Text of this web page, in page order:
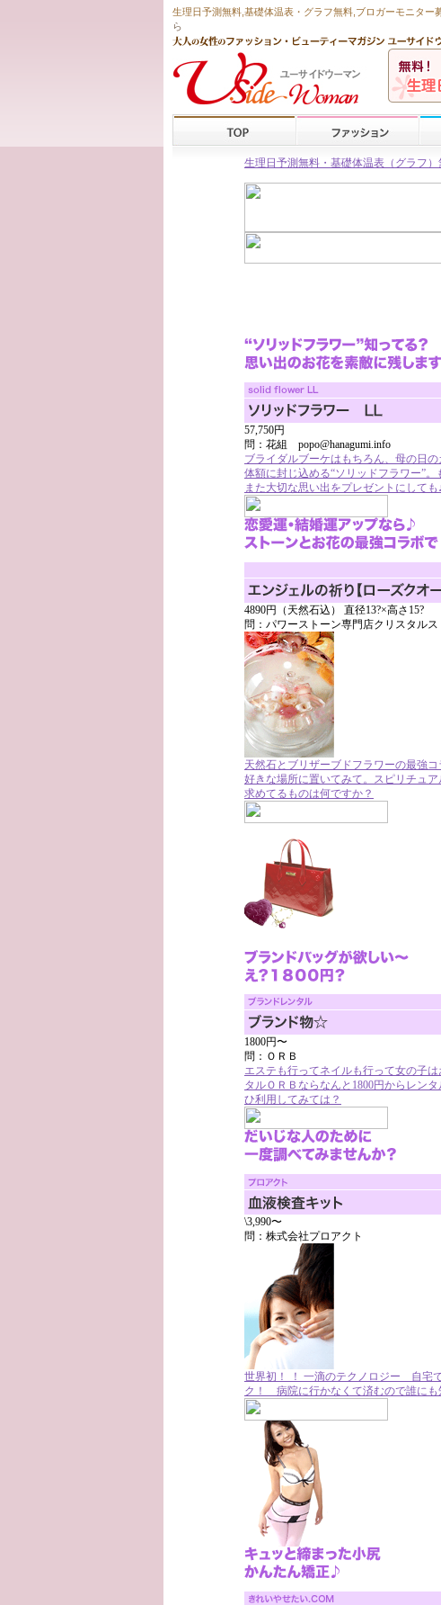
生理日予測無料 基礎体温表・グラフ無料 ,ブロガーモニター
ら
生理日予測無料・基礎体温表（グラフ）
57,750円
問：花組 popo@hanagumi.info
ブライダルブーケはもちろん、母の日
体額に封じ込める“ソリッドフラワー”
また大切な思い出をプレゼントにしても
4890円（天然石込） 直径13?×高さ15?
問：パワーストーン専門店クリスタ
天然石とブリザーブドフラワーの最強
好きな場所に置いてみて。スピリチュ
求めてるものは何ですか？
1800円〜
問：ＯＲＢ
エステも行ってネイルも行って女の子
タルＯＲＢならなんと1800円からレン
ひ利用してみては？
\3,990〜
問：株式会社プロアクト
世界初！ ！ 一滴のテクノロジー 自宅
ク！ 病院に行かなくて済むので誰にも